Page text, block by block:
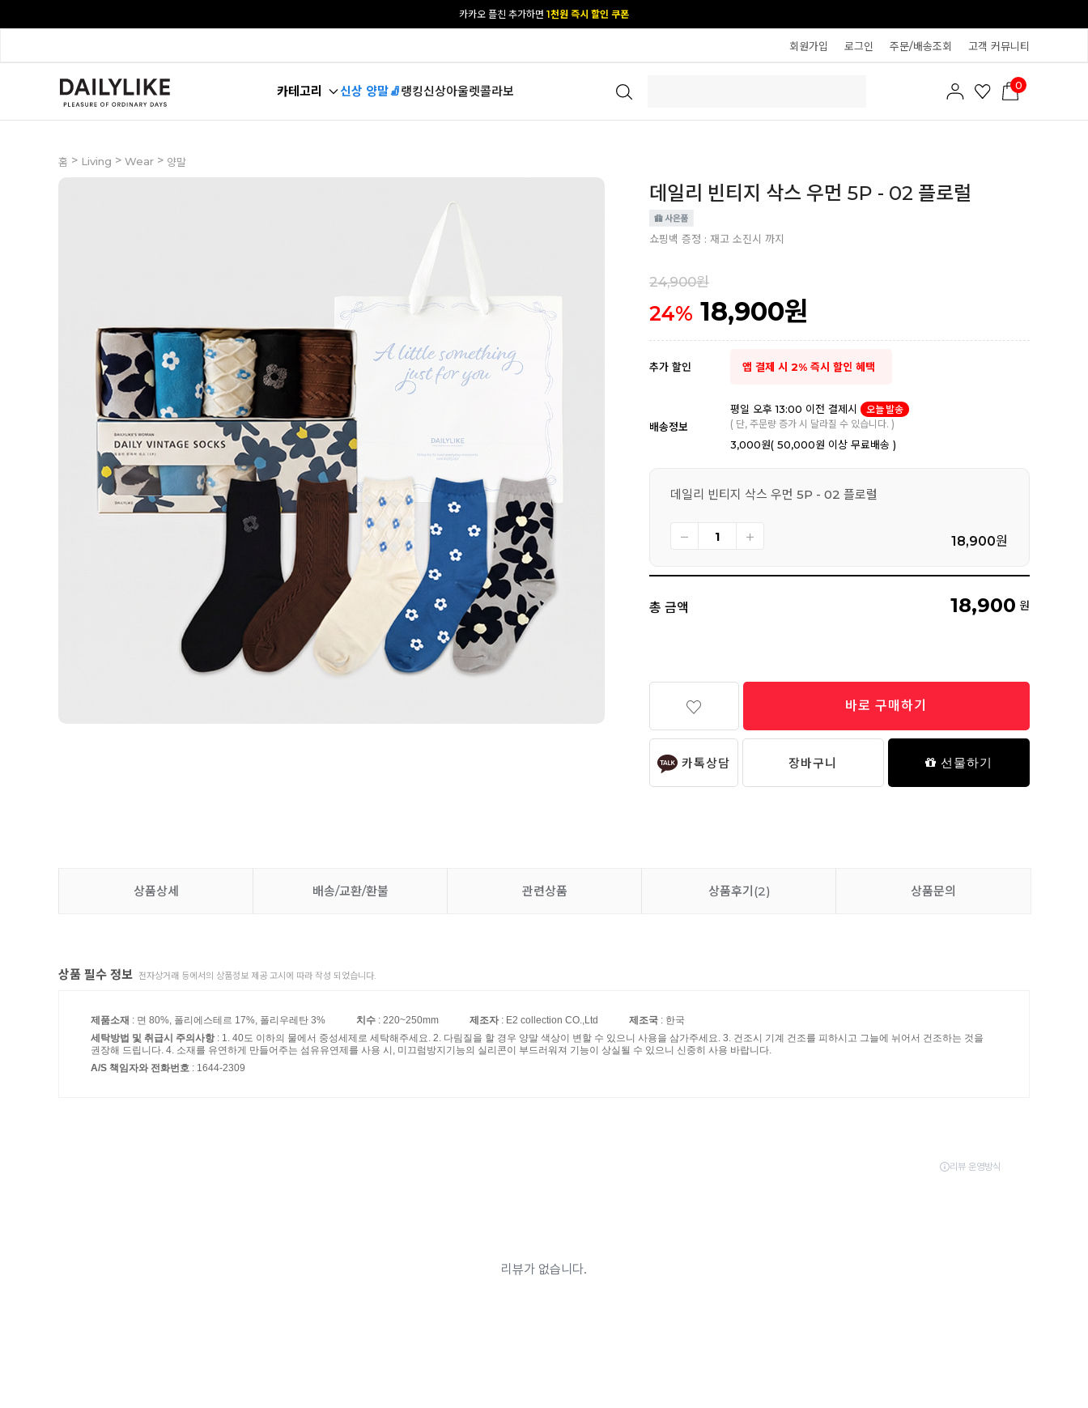
카카오 플친 추가하면 1천원 즉시 할인 쿠폰
회원가입 로그인 주문/배송조회 고객 커뮤니티
카테고리 신상 양말🧦랭킹신상아울렛콜라보 0
홈 > Living > Wear > 양말
데일리 빈티지 삭스 우먼 5P - 02 플로럴
쇼핑백 증정 : 재고 소진시 까지
24,900원
24% 18,900원
추가 할인 앱 결제 시 2% 즉시 할인 혜택
배송정보
평일 오후 13:00 이전 결제시
오늘 발송
( 단, 주문량 증가 시 달라질 수 있습니다. )
3,000원( 50,000원 이상 무료배송 )
데일리 빈티지 삭스 우먼 5P - 02 플로럴
18,900원
총 금액 18,900 원
바로 구매하기
카톡상담 장바구니 선물하기
상품상세 배송/교환/환불 관련상품 상품후기(2) 상품문의
상품 필수 정보 전자상거래 등에서의 상품정보 제공 고시에 따라 작성 되었습니다.
제품소재 : 면 80%, 폴리에스테르 17%, 폴리우레탄 3% 치수 : 220~250mm 제조자: E2 collection CO.,Ltd 제조국 : 한국
세탁방법 및 취급시 주의사항: 1. 40도 이하의 물에서 중성세제로 세탁해주세요. 2. 다림질을 할 경우 양말 색상이 변할 수 있으니 사용을 삼가주세요. 3. 건조시 기계 건조를 피하시고 그늘에 뉘어서 건조하는 것을
권장해 드립니다. 4. 소재를 유연하게 만들어주는 섬유유연제를 사용 시, 미끄럼방지기능의 실리콘이 부드러워져 기능이 상실될 수 있으니 신중히 사용 바랍니다.
A/S 책임자와 전화번호 : 1644-2309